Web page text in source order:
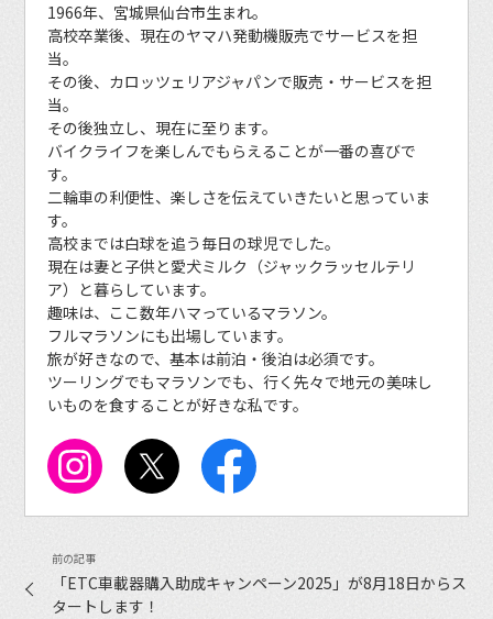
1966年、宮城県仙台市生まれ。
高校卒業後、現在のヤマハ発動機販売でサービスを担
当。
その後、カロッツェリアジャパンで販売・サービスを担
当。
その後独立し、現在に至ります。
バイクライフを楽しんでもらえることが一番の喜びで
す。
二輪車の利便性、楽しさを伝えていきたいと思っていま
す。
高校までは白球を追う毎日の球児でした。
現在は妻と子供と愛犬ミルク（ジャックラッセルテリ
ア）と暮らしています。
趣味は、ここ数年ハマっているマラソン。
フルマラソンにも出場しています。
旅が好きなので、基本は前泊・後泊は必須です。
ツーリングでもマラソンでも、行く先々で地元の美味し
いものを食することが好きな私です。
「ETC車載器購入助成キャンペーン2025」が8月18日からス
タートします！